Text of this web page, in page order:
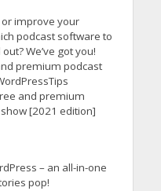
or improve your
podcast software to
We’ve got you!
premium podcast
and premium
[2021 edition]
– an all-in-one
pop!